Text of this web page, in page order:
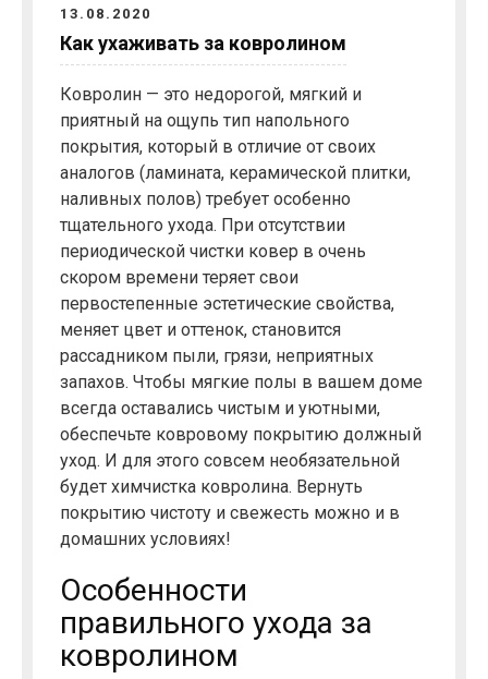
13.08.2020
Как ухаживать за ковролином
Ковролин — это недорогой, мягкий и
приятный на ощупь тип напольного
покрытия, который в отличие от своих
аналогов (ламината, керамической плитки,
наливных полов) требует особенно
тщательного ухода. При отсутствии
периодической чистки ковер в очень
скором времени теряет свои
первостепенные эстетические свойства,
меняет цвет и оттенок, становится
рассадником пыли, грязи, неприятных
запахов. Чтобы мягкие полы в вашем доме
всегда оставались чистым и уютными,
обеспечьте ковровому покрытию должный
уход. И для этого совсем необязательной
будет химчистка ковролина. Вернуть
покрытию чистоту и свежесть можно и в
домашних условиях!
Особенности
правильного ухода за
ковролином